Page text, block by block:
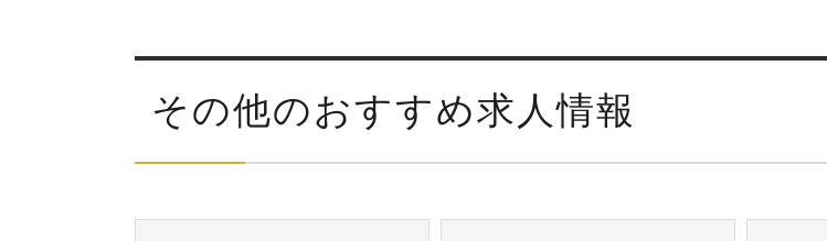
その他のおすすめ求人情報